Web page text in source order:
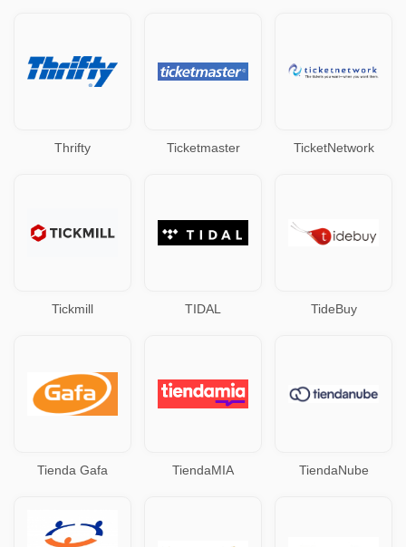
Thrifty Ticketmaster TicketNetwork
Tickmill TIDAL TideBuy
Tienda Gafa TiendaMIA TiendaNube